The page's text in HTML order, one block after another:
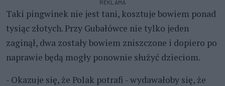
REKLAMA
Taki pingwinek nie jest tani, kosztuje bowiem ponad
tysiąc złotych. Przy Gubałówce nie tylko jeden
zaginął, dwa zostały bowiem zniszczone i dopiero po
naprawie będą mogły ponownie służyć dzieciom.
- Okazuje się, że Polak potrafi - wydawałoby się, że